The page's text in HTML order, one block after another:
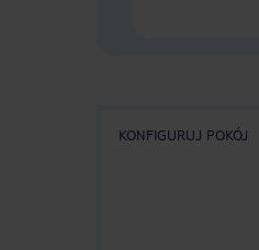
KONFIGURUJ POKÓJ